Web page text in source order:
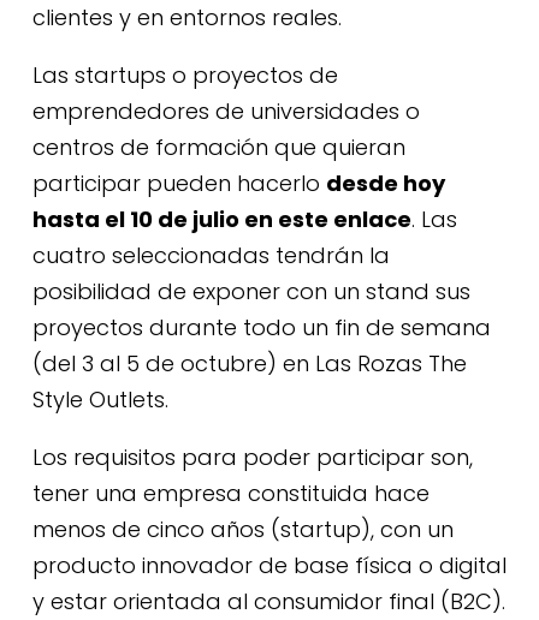
clientes y en entornos reales.
Las startups o proyectos de
emprendedores de universidades o
centros de formación que quieran
participar pueden hacerlo desde hoy
hasta el 10 de julio en este enlace. Las
cuatro seleccionadas tendrán la
posibilidad de exponer con un stand sus
proyectos durante todo un fin de semana
(del 3 al 5 de octubre) en Las Rozas The
Style Outlets.
Los requisitos para poder participar son,
tener una empresa constituida hace
menos de cinco años (startup), con un
producto innovador de base física o digital
y estar orientada al consumidor final (B2C).